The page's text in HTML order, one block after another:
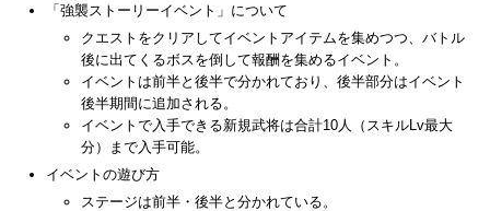
「強襲ストーリーイベント」について
クエストをクリアしてイベントアイテムを集めつつ、バトル
後に出てくるボスを倒して報酬を集めるイベント。
イベントは前半と後半で分かれており、後半部分はイベント
後半期間に追加される。
イベントで入手できる新規武将は合計10人（スキルLv最大
分）まで入手可能。
イベントの遊び方
ステージは前半・後半と分かれている。